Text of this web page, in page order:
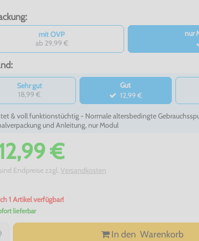
mit OVP
ab 29,99 €
nur
Sehr gut
18,99 €
Gut
12,99 €
& voll funktionstüchtig - Normale altersbedingte
und Anleitung, nur Modul
€
Endpreise zzgl. Versandkosten
1 Artikel verfügbar!
lieferbar
In den Warenkorb